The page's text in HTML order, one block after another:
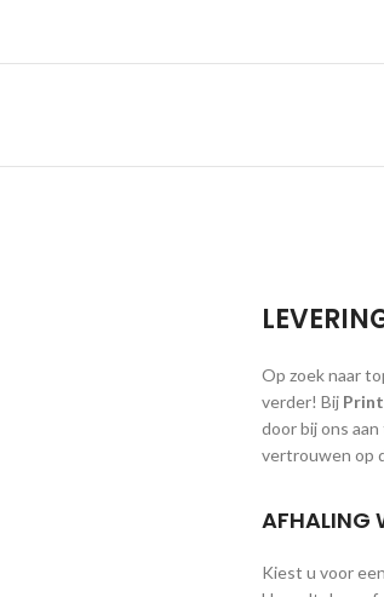
Op zoek naar
verder! Bij
door bij ons
vertrouwen op
AFHALING
Kiest u voor